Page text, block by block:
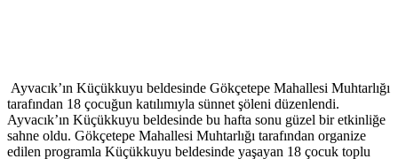
Ayvacık’ın Küçükkuyu beldesinde Gökçetepe Mahallesi Muhtarlığı
tarafından 18 çocuğun katılımıyla sünnet şöleni düzenlendi.
Ayvacık’ın Küçükkuyu beldesinde bu hafta sonu güzel bir etkinliğe
sahne oldu. Gökçetepe Mahallesi Muhtarlığı tarafından organize
edilen programla Küçükkuyu beldesinde yaşayan 18 çocuk toplu